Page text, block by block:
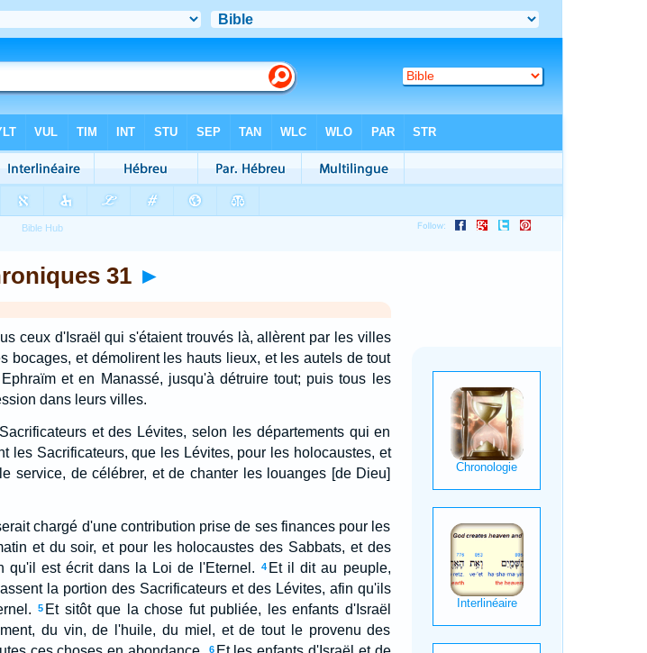
31 ►
ceux d'Israël qui s'étaient trouvés là, allèrent par les villes
bocages, et démolirent les hauts lieux, et les autels de tout
et en Manassé, jusqu'à détruire tout; puis tous les
dans leurs villes.
et des Lévites, selon les départements qui en
les Sacrificateurs, que les Lévites, pour les holocaustes, et
service, de célébrer, et de chanter les louanges [de Dieu]
chargé d'une contribution prise de ses finances pour les
et du soir, et pour les holocaustes des Sabbats, et des
qu'il est écrit dans la Loi de l'Eternel.
4 Et il dit au peuple,
la portion des Sacrificateurs et des Lévites, afin qu'ils
5 Et sitôt que la chose fut publiée, les enfants d'Israël
du vin, de l'huile, du miel, et de tout le provenu des
6